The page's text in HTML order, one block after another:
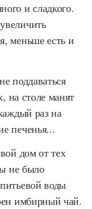
и сладкого.
меньше есть и
поддаваться
на столе манят
раз на
печенья...
дом от тех
не было
воды
имбирный чай.